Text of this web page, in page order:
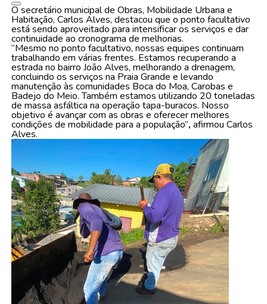
O secretário municipal de Obras, Mobilidade Urbana e
Habitação, Carlos Alves, destacou que o ponto facultativo
está sendo aproveitado para intensificar os serviços e dar
continuidade ao cronograma de melhorias.
“Mesmo no ponto facultativo, nossas equipes continuam
trabalhando em várias frentes. Estamos recuperando a
estrada no bairro João Alves, melhorando a drenagem,
concluindo os serviços na Praia Grande e levando
manutenção às comunidades Boca do Moa, Carobas e
Badejo do Meio. Também estamos utilizando 20 toneladas
de massa asfáltica na operação tapa-buracos. Nosso
objetivo é avançar com as obras e oferecer melhores
condições de mobilidade para a população”, afirmou Carlos
Alves.